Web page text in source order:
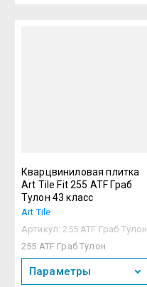
Кварцвиниловая плитка
Art Tile Fit 255 ATF Граб
Тулон 43 класс
Art Tile
Артикул: 255 ATF Граб Тулон
255 ATF Граб Тулон
Параметры